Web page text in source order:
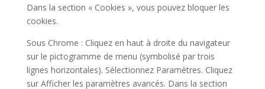
Dans la section « Cookies », vous pouvez bloquer les
cookies.
Sous Chrome : Cliquez en haut à droite du navigateur
sur le pictogramme de menu (symbolisé par trois
lignes horizontales). Sélectionnez Paramètres. Cliquez
sur Afficher les paramètres avancés. Dans la section